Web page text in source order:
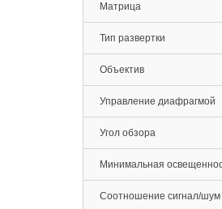
Матрица
Тип развертки
Объектив
Управление диафрагмой
Угол обзора
Минимальная
Соотношение сигнал/шум